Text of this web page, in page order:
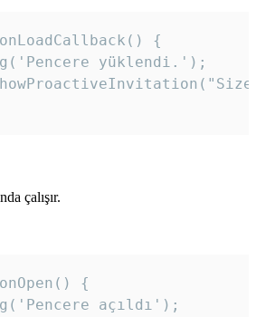
{
yüklendi.');
çalışır.
{
açıldı');